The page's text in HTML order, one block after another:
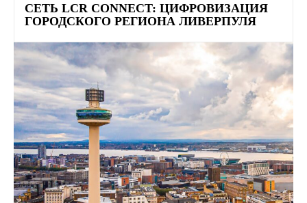
СЕТЬ LCR CONNECT: ЦИФРОВИЗАЦИЯ
ГОРОДСКОГО РЕГИОНА ЛИВЕРПУЛЯ